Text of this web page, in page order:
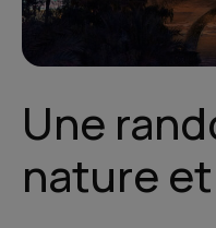
Une
nature